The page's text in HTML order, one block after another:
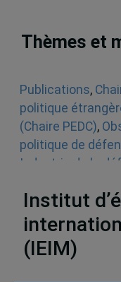
Thèmes et
Publications,
politique
(Chaire PEDC),
politique de
Industrie de la
Institut
(IEIM)